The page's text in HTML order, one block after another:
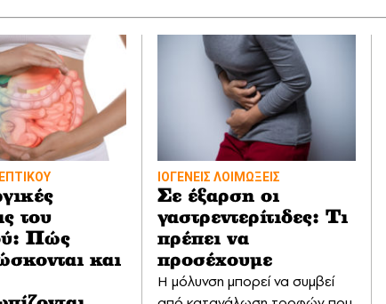
του
Πώς
και
ΙΟΓΕΝΕΙΣ ΛΟΙΜΩΞΕΙΣ
Σε έξαρση οι
γαστρεντερίτιδες: Τι
πρέπει να
προσέχουμε
Η μόλυνση μπορεί να συμβεί